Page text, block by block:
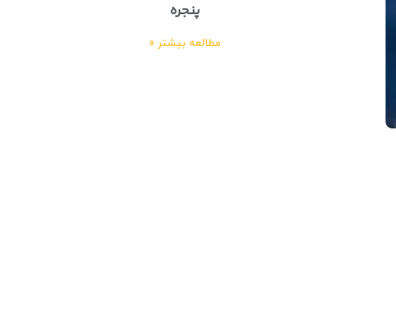
پنجره
مطالعه بیشتر »